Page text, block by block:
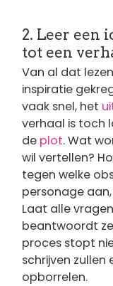
2. Leer een
tot een
Van al dat
inspiratie
vaak snel, het
verhaal is toch
de plot. Wat
wil vertellen?
tegen welke
personage
Laat alle
beantwoordt
proces stopt
schrijven zullen
opborrelen.